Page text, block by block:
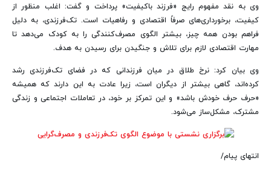
وی به نقد مفهوم رایج «فرزند باکیفیت» پرداخت و گفت: اغلب منظور از
کیفیت، برخورداری‌های صرفاً اقتصادی و رفاهیات است. تک‌فرزندی، به دلیل
فراهم بودن همه چیز، بیشتر الگوی مصرف‌کنندگی را به کودک می‌دهد تا
مهارت اقتصادی لازم برای تلاش و جنگیدن برای رسیدن به هدف.
وی بیان کرد: نرخ طلاق در میان فرزندانی که در فضای تک‌فرزندی رشد
کرده‌اند، گاهی بیشتر از دیگران است، زیرا عادت به این دارند که همیشه
«حرف حرف خودش باشد» و این تمرکز بر خود، در تعاملات اجتماعی و زندگی
مشترک، مشکل‌ساز می‌شود.
انتهای پیام/